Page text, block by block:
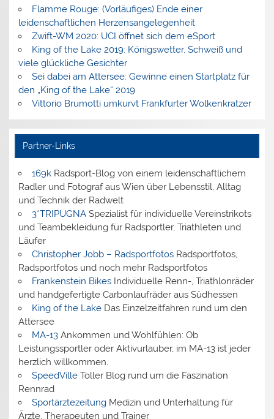
Flamme Rouge: (Vorläufiges) Ende einer
leidenschaftlichen Herzensangelegenheit
Zwift-WM 2020: UCI öffnet sich dem eSport
King of the Lake 2019: Königswetter, Schweiß und
viele glückliche Gesichter
Sei dabei am Attersee: Gewinne einen Startplatz für
den „King of the Lake“ 2019
Vittorio Brumotti umkurvt Frankfurter Wolkenkratzer
Partner-Links
169kRadsport-Blog von einem leidenschaftlichem
Radler und Fotograf aus Wien über Lebensstil, Alltag
und Technik der Radwelt
3*TRIPUGNASpezialist für individuelle Vereinstrikots
und Teambekleidung für Radsportler, Triathleten und
Läufer
Christopher Jobb – RadsportfotosRadsportfotos,
Radsportfotos und noch mehr Radsportfotos
Frankenstein BikesIndividuelle Renn-, Triathlonräder
und handgefertigte Carbonlaufräder aus Südhessen
King of the LakeDas Einzelzeitfahren rund um den
Attersee
MA-13Ankommen und Wohlfühlen: Ob
Leistungssportler oder Aktivurlauber, im MA-13 ist jeder
herzlich willkommen.
SpeedVilleToller Blog rund um die Faszination
Rennrad
SportärztezeitungMedizin und Unterhaltung für
Ärzte, Therapeuten und Trainer